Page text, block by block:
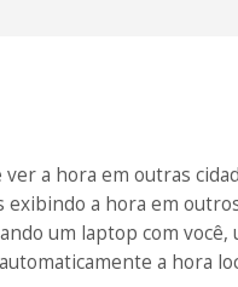
a hora em outras
exibindo a hora em
um laptop com você,
a hora